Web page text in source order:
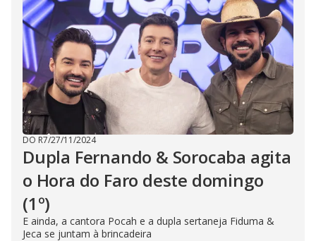
DO R7/27/11/2024
Dupla Fernando & Sorocaba agita
o Hora do Faro deste domingo
(1º)
E ainda, a cantora Pocah e a dupla sertaneja Fiduma &
Jeca se juntam à brincadeira